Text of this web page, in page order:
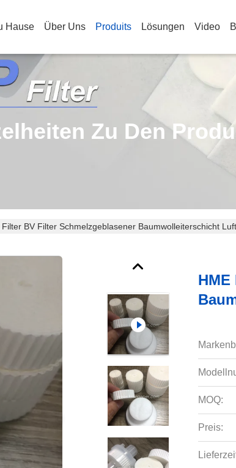
Hause Über Uns Produits Lösungen Video
Zu Den
Filter BV Filter Schmelzgeblasener Baumwolleiterschicht
MOQ:
Preis: